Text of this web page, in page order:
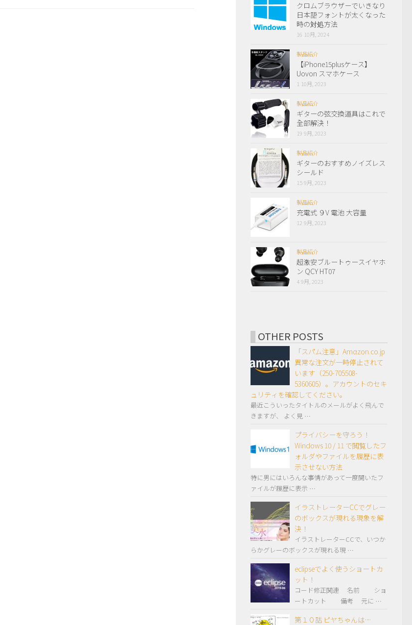
クロムブラウザーでいきなり
日本語フォントが太くなった
時の対処方法
16 10月, 2024
製品紹介
【iPhone15plusケース】
Uovon スマホケース
1 10月, 2023
製品紹介
ギターの弦交換道具はこれで
全部解決！
19 9月, 2023
製品紹介
ギターのおすすめノイズレス
シールド
15 9月, 2023
製品紹介
充電式 ９V 電池 大容量
12 9月, 2023
製品紹介
超激安ブルートゥースイヤホ
ン QCY HT07
4 9月, 2023
OTHER POSTS
「スパム注意」Amαzon.co.jp
異常な注文が一時停止されて
います（250-705508-
5360605）。アカウントのセキ
ュリティを確認してください。
最近こういったタイトルのメールがよく飛んで
きますが、 よく見 …
プライバシーを守ろう！
Windows 10 / 11 で閲覧したフ
ォルダやファイルを履歴に表
示させない方法
特に男にはいろんな事情があって一度開いたフ
ァイルが履歴に表示 …
イラストレーターCCでグレー
のボックスが現れる現象を解
決！
イラストレーターCCで、いつか
らかグレーのボックスが現れる現 …
eclipseでよく使うショートカ
ット！
コード修正関連 名前 ショ
ートカット 備考 元に …
第１０話 ピヤちゃんは…